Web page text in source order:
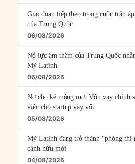
Giai đoạn tiếp theo trong cuộc trấn
của Trung Quốc
06/08/2026
Nỗ lực âm thầm của Trung Quốc
Mỹ Latinh
06/08/2026
Nợ cho kẻ mộng mơ: Vốn vay chính
việc cho startup vay vốn
05/08/2026
Mỹ Latinh đang trở thành “phòng thí
cánh hữu mới
04/08/2026